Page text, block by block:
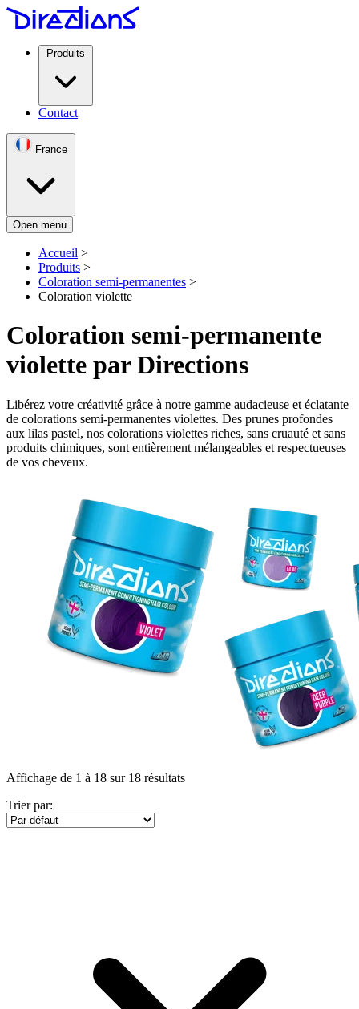
Produits
Contact
France
Open menu
Accueil >
Produits >
Coloration semi-permanentes >
Coloration violette
Coloration semi-permanente
violette par Directions
Libérez votre créativité grâce à notre gamme audacieuse et éclatante
de colorations semi-permanentes violettes. Des prunes profondes
aux lilas pastel, nos colorations violettes riches, sans cruauté et sans
produits chimiques, sont entièrement mélangeables et respectueuses
de vos cheveux.
Affichage de 1 à 18 sur 18 résultats
Trier par: